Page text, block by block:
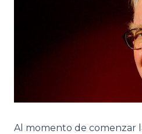
Al momento de comenzar